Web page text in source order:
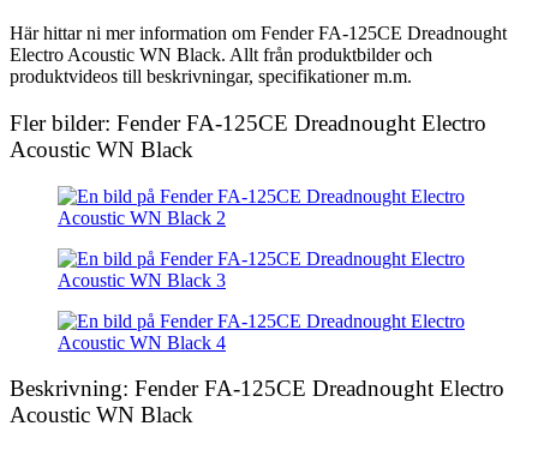
Här hittar ni mer information om Fender FA-125CE Dreadnought
Electro Acoustic WN Black. Allt från produktbilder och
produktvideos till beskrivningar, specifikationer m.m.
Fler bilder: Fender FA-125CE Dreadnought Electro
Acoustic WN Black
Beskrivning: Fender FA-125CE Dreadnought Electro
Acoustic WN Black